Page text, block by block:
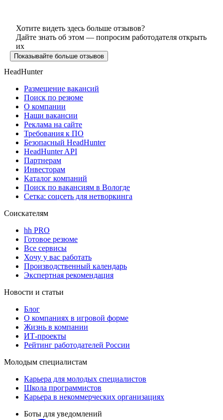
Хотите видеть здесь больше отзывов?
Дайте знать об этом — попросим работодателя открыть
их
Показывайте больше отзывов
HeadHunter
Размещение вакансий
Поиск по резюме
О компании
Наши вакансии
Реклама на сайте
Требования к ПО
Безопасный HeadHunter
HeadHunter API
Партнерам
Инвесторам
Каталог компаний
Поиск по вакансиям в Вологде
Сетка: соцсеть для нетворкинга
Соискателям
hh PRO
Готовое резюме
Все сервисы
Хочу у вас работать
Производственный календарь
Экспертная рекомендация
Новости и статьи
Блог
О компаниях в игровой форме
Жизнь в компании
ИТ-проекты
Рейтинг работодателей России
Молодым специалистам
Карьера для молодых специалистов
Школа программистов
Карьера в некоммерческих организациях
Боты для уведомлений